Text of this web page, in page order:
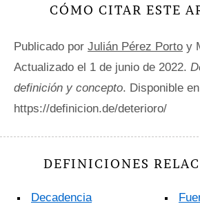
CÓMO CITAR ESTE
Publicado por Julián Pérez Porto y
Actualizado el 1 de junio de 2022.
definición y concepto. Disponible en
https://definicion.de/deterioro/
DEFINICIONES
Decadencia